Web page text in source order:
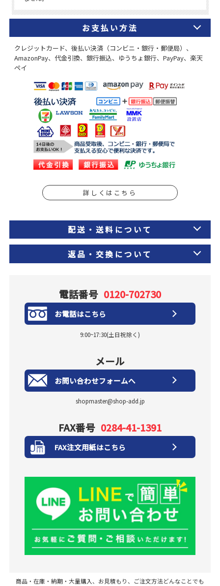
お支払い方法
クレジットカード、後払い決済（コンビニ・銀行・郵便局）、
AmazonPay、代金引換、銀行振込、ゆうちょ銀行、PayPay、楽天
ペイ
詳しくはこちら
配送・送料について
返品・交換について
電話番号 0120-702730
お電話はこちら
9:00~17:30(土日祝除く)
メール
お問い合わせフォームへ
shopmaster@shop-add.jp
FAX番号 0284-41-1391
FAX注文用紙はこちら
商品・在庫・納期・大量購入、お見積もり、ご注文方法どんなことでも